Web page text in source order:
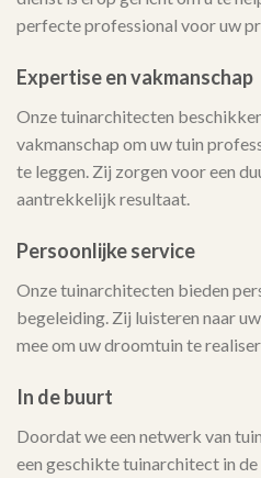
perfecte professional voor uw
Expertise en vakmanschap
Onze tuinarchitecten
vakmanschap om uw tuin
te leggen. Zij zorgen voor een
aantrekkelijk resultaat.
Persoonlijke service
Onze tuinarchitecten bieden
begeleiding. Zij luisteren naar
mee om uw droomtuin te
In de buurt
Doordat we een netwerk van
een geschikte tuinarchitect in